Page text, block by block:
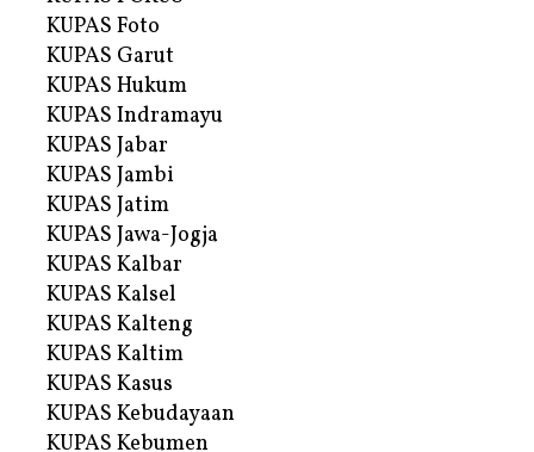
KUPAS Foto
KUPAS Garut
KUPAS Hukum
KUPAS Indramayu
KUPAS Jabar
KUPAS Jambi
KUPAS Jatim
KUPAS Jawa-Jogja
KUPAS Kalbar
KUPAS Kalsel
KUPAS Kalteng
KUPAS Kaltim
KUPAS Kasus
KUPAS Kebudayaan
KUPAS Kebumen